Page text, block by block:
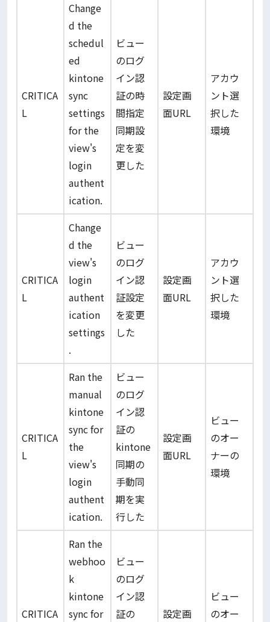
CRITICA
L
Change
d the
schedul
ed
kintone
sync
settings
for the
view's
login
authent
ication.
ビュー
のログ
イン認
証の時
間指定
同期設
定を変
更した
設定画
面URL
アカウ
ント選
択した
環境
CRITICA
L
Change
d the
view's
login
authent
ication
settings
.
ビュー
のログ
イン認
証設定
を変更
した
設定画
面URL
アカウ
ント選
択した
環境
CRITICA
L
Ran the
manual
kintone
sync for
the
view's
login
authent
ication.
ビュー
のログ
イン認
証の
kintone
同期の
手動同
期を実
行した
設定画
面URL
ビュー
のオー
ナーの
環境
CRITICA
Ran the
webhoo
k
kintone
sync for
ビュー
のログ
イン認
証の
設定画
ビュー
のオー